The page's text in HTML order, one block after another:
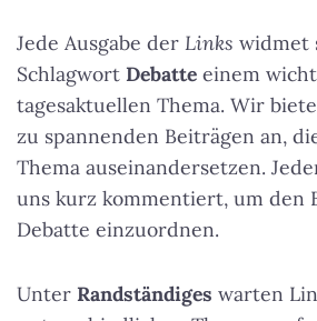
Jede Ausgabe der Links widmet
Schlagwort Debatte einem
tagesaktuellen Thema. Wir
zu spannenden Beiträgen an,
Thema auseinandersetzen.
uns kurz kommentiert, um den
Debatte einzuordnen.
Unter Randständiges warten